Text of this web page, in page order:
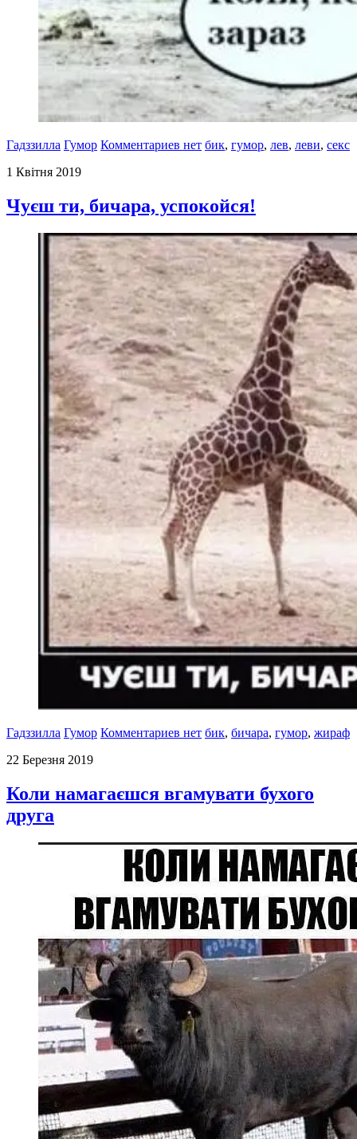
Гадззилла Гумор Комментариев нет бик, гумор, лев, леви, секс
1 Квітня 2019
Чуєш ти, бичара, успокойся!
Гадззилла Гумор Комментариев нет бик, бичара, гумор, жираф
22 Березня 2019
Коли намагаєшся вгамувати бухого
друга